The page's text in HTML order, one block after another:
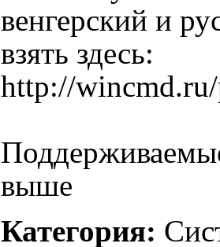
венгерский и
взять здесь:
http://
выше
Категория: